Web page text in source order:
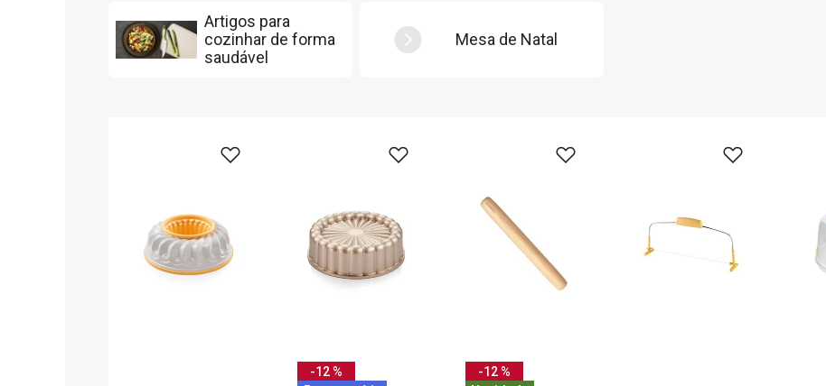
Artigos para
cozinhar de forma
saudável
Mesa de Natal
-12 %
-12 %